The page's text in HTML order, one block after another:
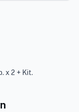
x 2 + Kit.